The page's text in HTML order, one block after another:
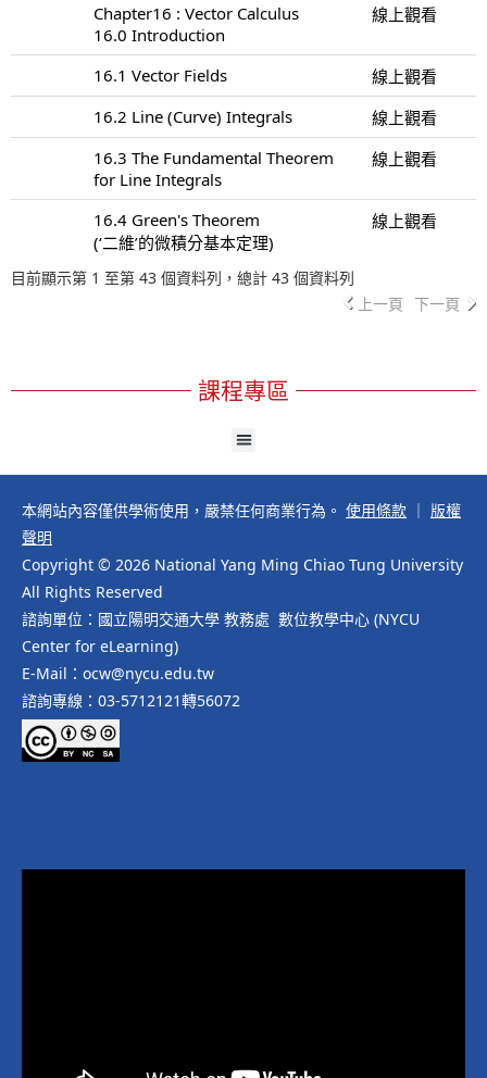
Chapter16 : Vector Calculus
16.0 Introduction
線上觀看
16.1 Vector Fields
線上觀看
16.2 Line (Curve) Integrals
線上觀看
16.3 The Fundamental Theorem
for Line Integrals
線上觀看
16.4 Green's Theorem
(‘二維’的微積分基本定理)
線上觀看
目前顯示第 1 至第 43 個資料列，總計 43 個資料列
上一頁 下一頁
課程專區
本網站內容僅供學術使用，嚴禁任何商業行為。 使用條款
版權
聲明
Copyright © 2026 National Yang Ming Chiao Tung University
All Rights Reserved
諮詢單位：國立陽明交通大學 教務處 數位教學中心 (NYCU
Center for eLearning)
E-Mail：ocw@nycu.edu.tw
諮詢專線：03-5712121轉56072